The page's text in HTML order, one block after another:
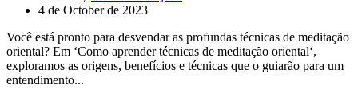
4 de October de 2023
Você está pronto para desvendar as profundas técnicas de meditação
oriental? Em ‘Como aprender técnicas de meditação oriental‘,
exploramos as origens, benefícios e técnicas que o guiarão para um
entendimento...